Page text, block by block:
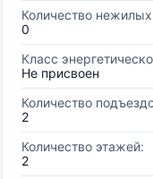
Количество
0
Класс
Не присвоен
Количество
2
Количество этажей:
2